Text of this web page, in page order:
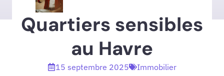
Quartiers sensibles
au Havre
15 septembre 2025 Immobilier